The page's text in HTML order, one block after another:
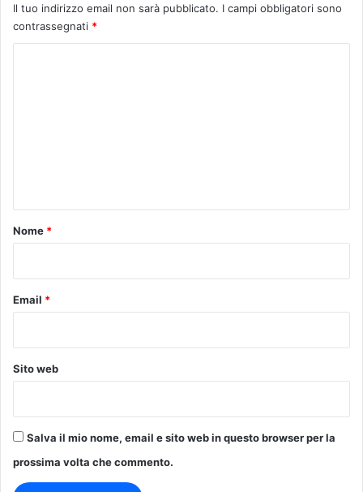
Il tuo indirizzo email non sarà pubblicato. I campi obbligatori sono
contrassegnati *
o
Nome *
Email *
Sito web
Salva il mio nome, email e sito web in questo browser per la
prossima volta che commento.